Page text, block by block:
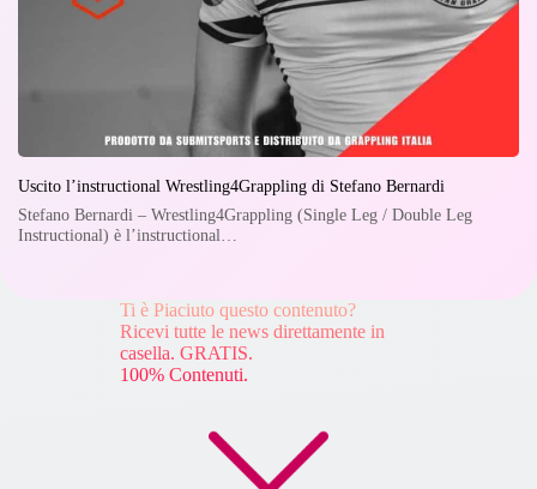
Uscito l’instructional Wrestling4Grappling di Stefano Bernardi
Stefano Bernardi – Wrestling4Grappling (Single Leg / Double Leg
Instructional) è l’instructional…
Ti è Piaciuto questo contenuto?
Ricevi tutte le news direttamente in
casella. GRATIS.
100% Contenuti.